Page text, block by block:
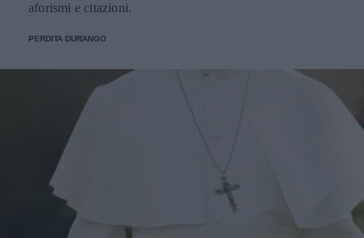
aforismi e citazioni.
PERDITA DURANGO